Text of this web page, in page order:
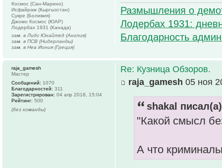
Размышления о
Лодербах 1931:
Благодарность
Космос (Сан-Марино)
Исфайрам (Кыргызстан)
Сукре (Боливия)
Джомо Космос (ЮАР)
Лодербах 1931 (Канада)
зам. в Лидс Юнайтед (Англия)
зам. в ПСВ (Нидерланды)
зам. в Неа Иония (Греция)
Re: Кузница Обзоров.
raja_gamesh 05 ноя
shakal
"Какой смысл
А что
raja_gamesh
Мастер
Сообщений: 1070
Благодарностей: 311
Зарегистрирован: 04 апр 2018, 15:04
Рейтинг: 500
(без команды)